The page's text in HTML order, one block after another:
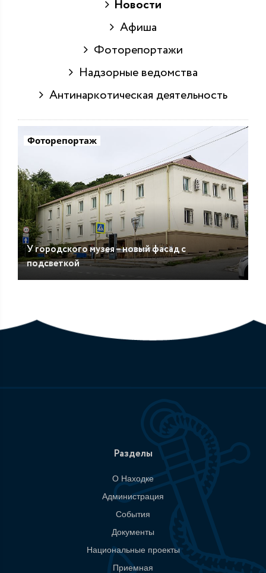
Новости
Афиша
Фоторепортажи
Надзорные ведомства
Антинаркотическая деятельность
Фоторепортаж
У городского музея – новый фасад с
подсветкой
Разделы
О Находке
Администрация
События
Документы
Национальные проекты
Приемная